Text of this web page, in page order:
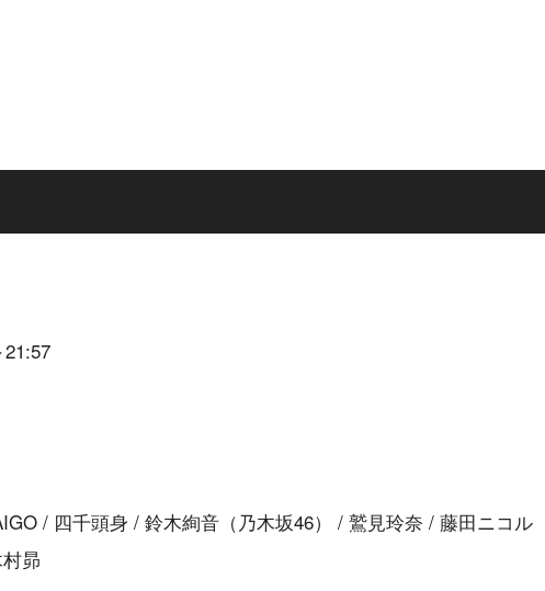
/ 四千頭身 / 鈴木絢音（乃木坂46） / 鷲見玲奈 / 藤田ニコル
昴